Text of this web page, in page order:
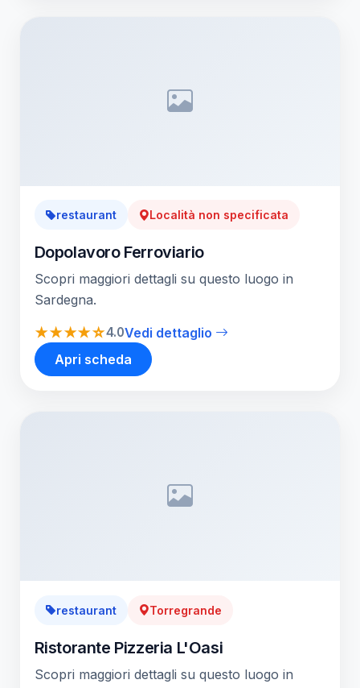
restaurant Località non specificata
Dopolavoro Ferroviario
Scopri maggiori dettagli su questo luogo in
Sardegna.
★★★★☆4.0Vedi dettaglio
Apri scheda
restaurant Torregrande
Ristorante Pizzeria L'Oasi
Scopri maggiori dettagli su questo luogo in